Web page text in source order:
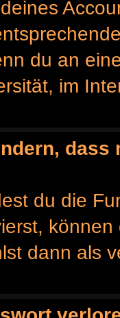
du an
im
dass
du die
dann als